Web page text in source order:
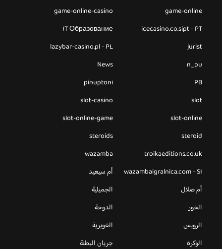
game-online
game-online-casino
icecasino.co.sipt - PT
IT Образование
jurist
lazybar-casino.pl - PL
n_pu
News
PB
pinuptoni
slot
slot-casino
slot-online
slot-online-game
steroid
steroids
troikaeditions.co.uk
wazamba
wazambaigralnica.com - SI
أم سيعيد
أم صلال
الجميلية
الخور
الدوحة
الرويس
الغويرية
الوكرة
جريان البطنة